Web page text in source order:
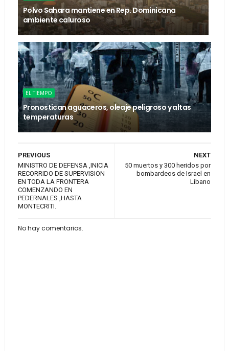
Polvo Sahara mantiene en Rep. Dominicana
ambiente caluroso
EL TIEMPO
Pronostican aguaceros, oleaje peligroso y altas
temperaturas
NEXT
50 muertos y 300 heridos por
bombardeos de Israel en
Líbano
PREVIOUS
MINISTRO DE DEFENSA ,INICIA
RECORRIDO DE SUPERVISION
EN TODA LA FRONTERA
COMENZANDO EN
PEDERNALES ,HASTA
MONTECRITI.
No hay comentarios.